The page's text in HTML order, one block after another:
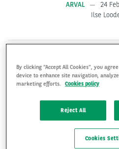
ARVAL 24
Ilse
Als onderdeel van haar
inzet voor biodiversiteit
(Arval) onlangs een donatie
overhandigd aan
die Arval deed ter
By clicking “Accept All Cookies”, you
device to enhance site navigation,
marketing efforts.
Cookies policy
Reject All
Cookies